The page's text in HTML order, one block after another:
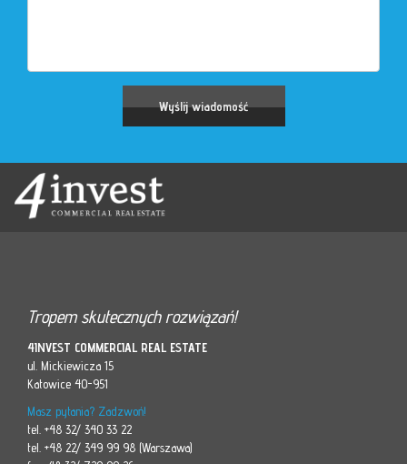
Tropem skutecznych rozwiązań!
4INVEST COMMERCIAL REAL ESTATE
ul. Mickiewicza 15
Katowice 40-951
Masz pytania? Zadzwoń!
tel. +48 32/ 340 33 22
tel. +48 22/ 349 99 98 (Warszawa)